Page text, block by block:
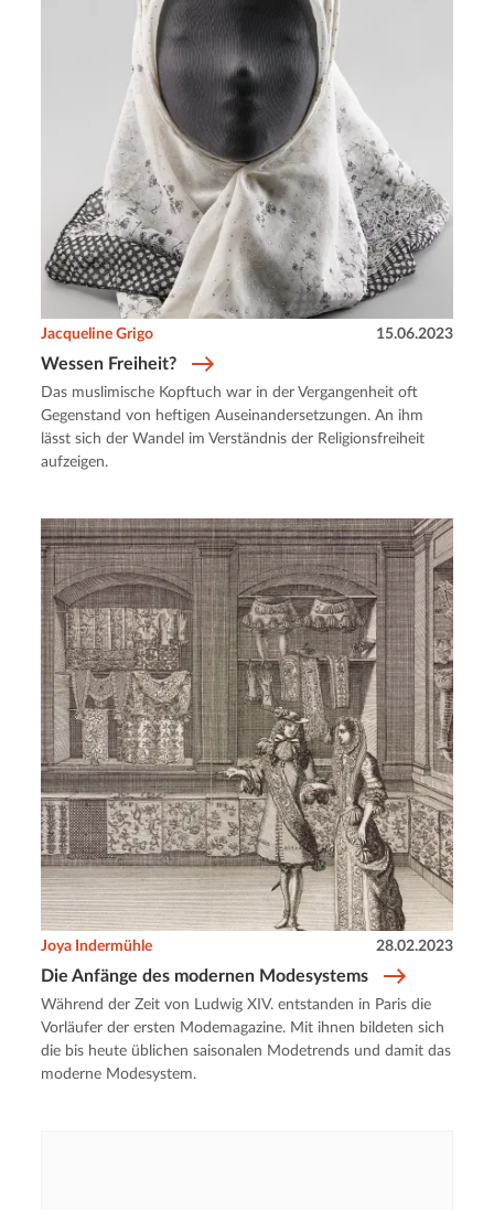
Wessen Freiheit?
Jacqueline Grigo 15.06.2023
Das muslimische Kopftuch war in der Vergangenheit oft
Gegenstand von heftigen Auseinandersetzungen. An ihm
lässt sich der Wandel im Verständnis der Religionsfreiheit
aufzeigen.
Die Anfänge des modernen Modesystems
Joya Indermühle 28.02.2023
Während der Zeit von Ludwig XIV. entstanden in Paris die
Vorläufer der ersten Modemagazine. Mit ihnen bildeten sich
die bis heute üblichen saisonalen Modetrends und damit das
moderne Modesystem.